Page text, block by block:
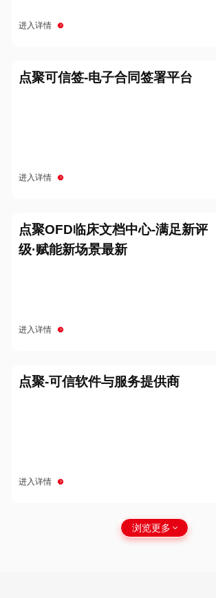
进入详情
点聚可信签-电子合同签署平台
进入详情
点聚OFD临床文档中心-满足新评
级·赋能新场景最新
进入详情
点聚-可信软件与服务提供商
进入详情
浏览更多